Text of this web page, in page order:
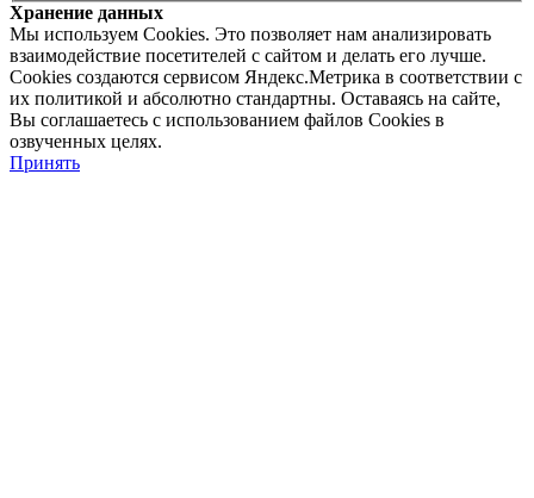
Хранение данных
Мы используем Cookies. Это позволяет нам анализировать
взаимодействие посетителей с сайтом и делать его лучше.
Cookies создаются сервисом Яндекс.Метрика в соответствии с
их политикой и абсолютно стандартны. Оставаясь на сайте,
Вы соглашаетесь с использованием файлов Cookies в
озвученных целях.
Принять